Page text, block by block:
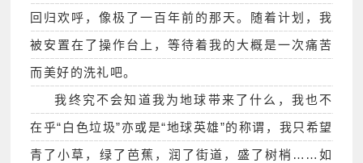
回归欢呼，像极了一百年前的那天。随着计划，我
被安置在了操作台上，等待着我的大概是一次痛苦
而美好的洗礼吧。
我终究不会知道我为地球带来了什么，我也不
在乎“白色垃圾”亦或是“地球英雄”的称谓，我只希望
青了小草，绿了芭蕉，润了街道，盛了树梢……如